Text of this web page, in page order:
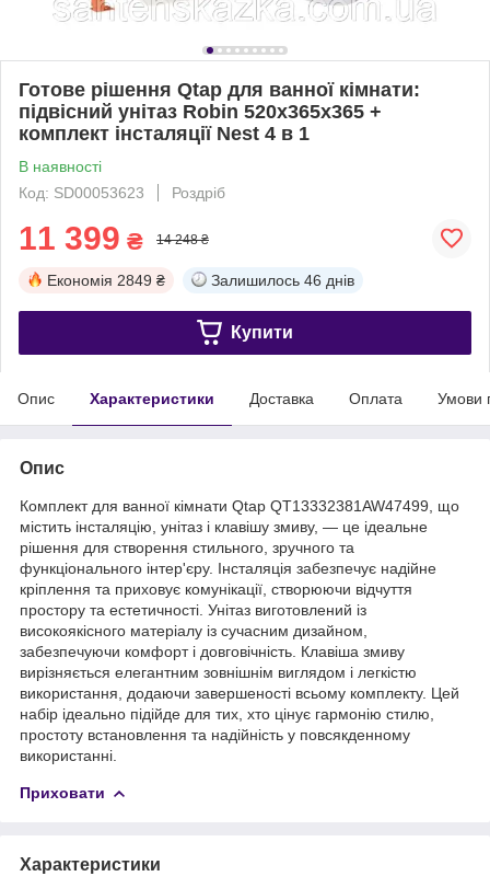
Готове рішення Qtap для ванної кімнати:
підвісний унітаз Robin 520x365x365 +
комплект інсталяції Nest 4 в 1
В наявності
Код: SD00053623
Роздріб
11 399 ₴ 14 248 ₴
Економія 2849 ₴ Залишилось 46 днів
Купити
Опис Характеристики Доставка Оплата Умови
Опис
Комплект для ванної кімнати Qtap QT13332381AW47499, що
містить інсталяцію, унітаз і клавішу змиву, — це ідеальне
рішення для створення стильного, зручного та
функціонального інтер'єру. Інсталяція забезпечує надійне
кріплення та приховує комунікації, створюючи відчуття
простору та естетичності. Унітаз виготовлений із
високоякісного матеріалу із сучасним дизайном,
забезпечуючи комфорт і довговічність. Клавіша змиву
вирізняється елегантним зовнішнім виглядом і легкістю
використання, додаючи завершеності всьому комплекту. Цей
набір ідеально підійде для тих, хто цінує гармонію стилю,
простоту встановлення та надійність у повсякденному
використанні.
Приховати
Характеристики